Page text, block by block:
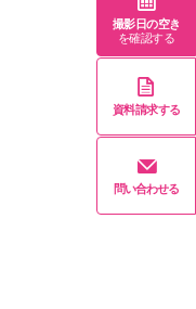
撮影日の空き
を確認する
資料請求する
問い合わせる